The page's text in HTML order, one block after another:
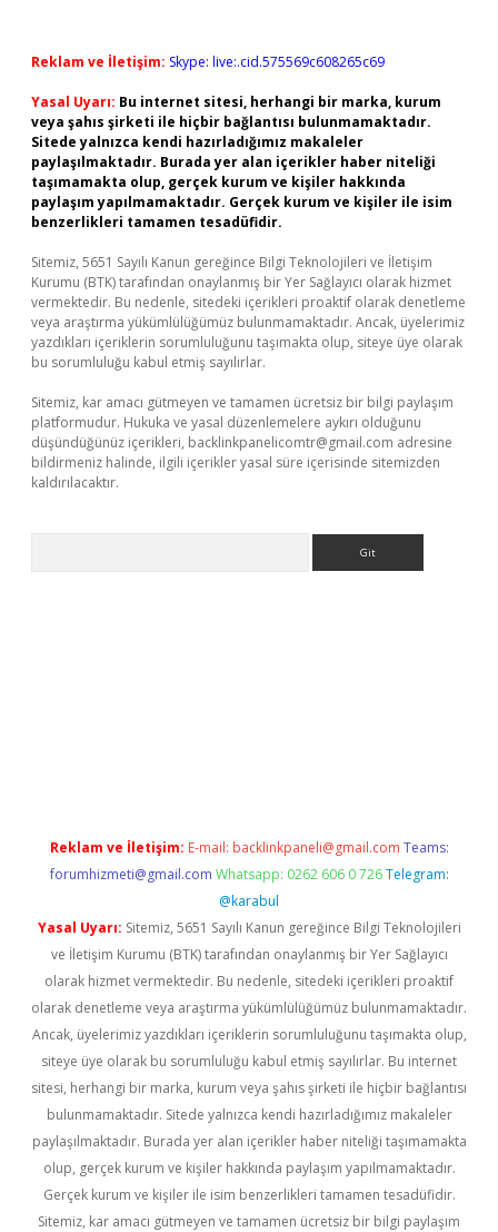
Reklam ve İletişim: Skype: live:.cid.575569c608265c69
Yasal Uyarı: Bu internet sitesi, herhangi bir marka, kurum
veya şahıs şirketi ile hiçbir bağlantısı bulunmamaktadır.
Sitede yalnızca kendi hazırladığımız makaleler
paylaşılmaktadır. Burada yer alan içerikler haber niteliği
taşımamakta olup, gerçek kurum ve kişiler hakkında
paylaşım yapılmamaktadır. Gerçek kurum ve kişiler ile isim
benzerlikleri tamamen tesadüfidir.
Sitemiz, 5651 Sayılı Kanun gereğince Bilgi Teknolojileri ve İletişim
Kurumu (BTK) tarafından onaylanmış bir Yer Sağlayıcı olarak hizmet
vermektedir. Bu nedenle, sitedeki içerikleri proaktif olarak denetleme
veya araştırma yükümlülüğümüz bulunmamaktadır. Ancak, üyelerimiz
yazdıkları içeriklerin sorumluluğunu taşımakta olup, siteye üye olarak
bu sorumluluğu kabul etmiş sayılırlar.
Sitemiz, kar amacı gütmeyen ve tamamen ücretsiz bir bilgi paylaşım
platformudur. Hukuka ve yasal düzenlemelere aykırı olduğunu
düşündüğünüz içerikleri, backlinkpanelicomtr@gmail.com adresine
bildirmeniz halinde, ilgili içerikler yasal süre içerisinde sitemizden
kaldırılacaktır.
Reklam ve İletişim: E-mail: backlinkpaneli@gmail.com Teams:
forumhizmeti@gmail.com Whatsapp: 0262 606 0 726 Telegram:
@karabul
Yasal Uyarı: Sitemiz, 5651 Sayılı Kanun gereğince Bilgi Teknolojileri
ve İletişim Kurumu (BTK) tarafından onaylanmış bir Yer Sağlayıcı
olarak hizmet vermektedir. Bu nedenle, sitedeki içerikleri proaktif
olarak denetleme veya araştırma yükümlülüğümüz bulunmamaktadır.
Ancak, üyelerimiz yazdıkları içeriklerin sorumluluğunu taşımakta olup,
siteye üye olarak bu sorumluluğu kabul etmiş sayılırlar. Bu internet
sitesi, herhangi bir marka, kurum veya şahıs şirketi ile hiçbir bağlantısı
bulunmamaktadır. Sitede yalnızca kendi hazırladığımız makaleler
paylaşılmaktadır. Burada yer alan içerikler haber niteliği taşımamakta
olup, gerçek kurum ve kişiler hakkında paylaşım yapılmamaktadır.
Gerçek kurum ve kişiler ile isim benzerlikleri tamamen tesadüfidir.
Sitemiz, kar amacı gütmeyen ve tamamen ücretsiz bir bilgi paylaşım